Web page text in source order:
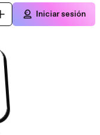
Iniciar sesión